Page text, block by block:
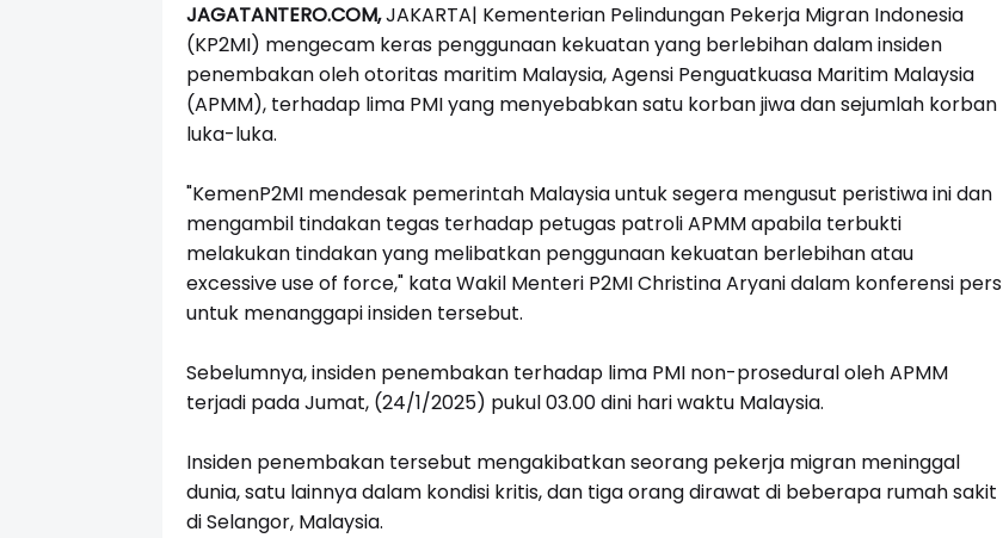
JAGATANTERO.COM,JAKARTA| Kementerian Pelindungan Pekerja Migran Indonesia
(KP2MI) mengecam keras penggunaan kekuatan yang berlebihan dalam insiden
penembakan oleh otoritas maritim Malaysia, Agensi Penguatkuasa Maritim Malaysia
(APMM), terhadap lima PMI yang menyebabkan satu korban jiwa dan sejumlah korban
luka-luka.
"KemenP2MI mendesak pemerintah Malaysia untuk segera mengusut peristiwa ini dan
mengambil tindakan tegas terhadap petugas patroli APMM apabila terbukti
melakukan tindakan yang melibatkan penggunaan kekuatan berlebihan atau
excessive use of force," kata Wakil Menteri P2MI Christina Aryani dalam konferensi pers
untuk menanggapi insiden tersebut.
Sebelumnya, insiden penembakan terhadap lima PMI non-prosedural oleh APMM
terjadi pada Jumat, (24/1/2025) pukul 03.00 dini hari waktu Malaysia.
Insiden penembakan tersebut mengakibatkan seorang pekerja migran meninggal
dunia, satu lainnya dalam kondisi kritis, dan tiga orang dirawat di beberapa rumah sakit
di Selangor, Malaysia.